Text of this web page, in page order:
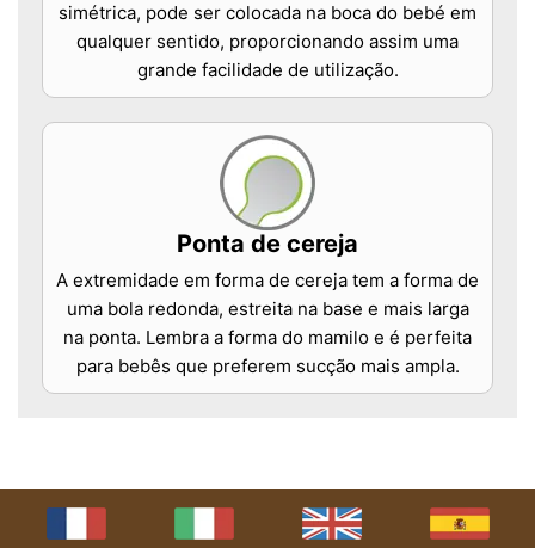
simétrica, pode ser colocada na boca do bebé em
qualquer sentido, proporcionando assim uma
grande facilidade de utilização.
Ponta de cereja
A extremidade em forma de cereja tem a forma de
uma bola redonda, estreita na base e mais larga
na ponta. Lembra a forma do mamilo e é perfeita
para bebês que preferem sucção mais ampla.